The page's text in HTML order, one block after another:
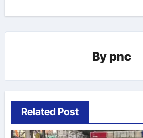
By pnc
Related Post